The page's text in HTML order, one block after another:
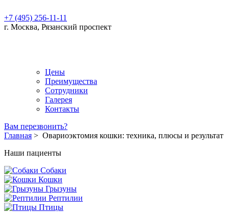
+7 (495) 256-11-11
г. Москва, Рязанский проспект
Цены
Преимущества
Сотрудники
Галерея
Контакты
Вам перезвонить?
Главная > Овариоэктомия кошки: техника, плюсы и результат
Наши пациенты
Собаки
Кошки
Грызуны
Рептилии
Птицы